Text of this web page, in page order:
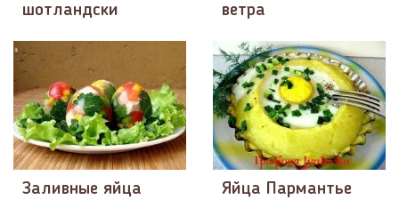
шотландски
ветра
Заливные яйца Яйца Пармантье